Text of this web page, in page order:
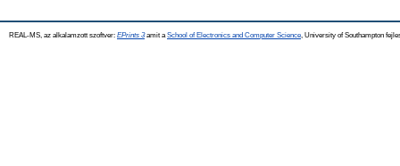
REAL-MS, az alkalamzott szoftver: EPrints 3amit a School of Electronics and Computer Science , University of Southampton